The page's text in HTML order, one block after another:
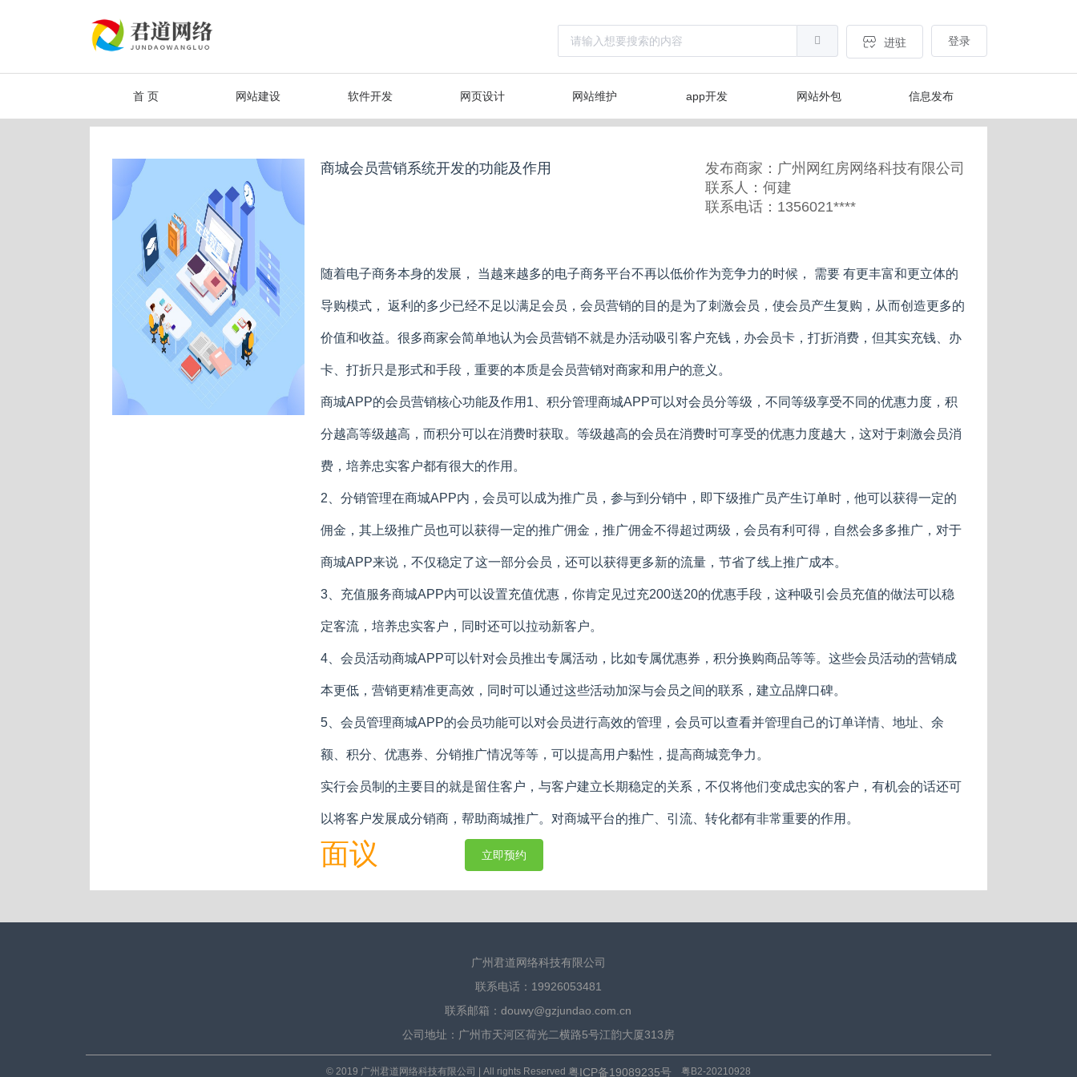
登录
进驻
首 页 网站建设 软件开发 网页设计 网站维护 app开发 网站外包 信息发布
商城会员营销系统开发的功能及作用
发布商家：广州网红房网络科技有限公司
联系人：何建
联系电话：1356021****
随着电子商务本身的发展， 当越来越多的电子商务平台不再以低价作为竞争力的时候， 需要 有更丰富和更立体的
导购模式， 返利的多少已经不足以满足会员，会员营销的目的是为了刺激会员，使会员产生复购，从而创造更多的
价值和收益。很多商家会简单地认为会员营销不就是办活动吸引客户充钱，办会员卡，打折消费，但其实充钱、办
卡、打折只是形式和手段，重要的本质是会员营销对商家和用户的意义。
商城APP的会员营销核心功能及作用1、积分管理商城APP可以对会员分等级，不同等级享受不同的优惠力度，积
分越高等级越高，而积分可以在消费时获取。等级越高的会员在消费时可享受的优惠力度越大，这对于刺激会员消
费，培养忠实客户都有很大的作用。
2、分销管理在商城APP内，会员可以成为推广员，参与到分销中，即下级推广员产生订单时，他可以获得一定的
佣金，其上级推广员也可以获得一定的推广佣金，推广佣金不得超过两级，会员有利可得，自然会多多推广，对于
商城APP来说，不仅稳定了这一部分会员，还可以获得更多新的流量，节省了线上推广成本。
3、充值服务商城APP内可以设置充值优惠，你肯定见过充200送20的优惠手段，这种吸引会员充值的做法可以稳
定客流，培养忠实客户，同时还可以拉动新客户。
4、会员活动商城APP可以针对会员推出专属活动，比如专属优惠券，积分换购商品等等。这些会员活动的营销成
本更低，营销更精准更高效，同时可以通过这些活动加深与会员之间的联系，建立品牌口碑。
5、会员管理商城APP的会员功能可以对会员进行高效的管理，会员可以查看并管理自己的订单详情、地址、余
额、积分、优惠券、分销推广情况等等，可以提高用户黏性，提高商城竞争力。
实行会员制的主要目的就是留住客户，与客户建立长期稳定的关系，不仅将他们变成忠实的客户，有机会的话还可
以将客户发展成分销商，帮助商城推广。对商城平台的推广、引流、转化都有非常重要的作用。
面议 立即预约
广州君道网络科技有限公司
联系电话：19926053481
联系邮箱：douwy@gzjundao.com.cn
公司地址：广州市天河区荷光二横路5号江韵大厦313房
© 2019 广州君道网络科技有限公司 | All rights Reserved 粤ICP备19089235号粤B2-20210928